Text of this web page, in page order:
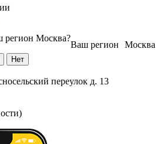
Москва
Ваш регион
регион Москва?
переулок д. 13